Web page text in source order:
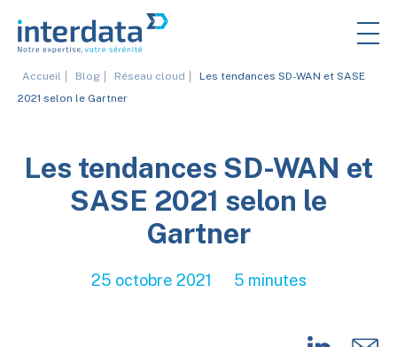
Accueil Blog Réseau cloud
Les tendances SD-WAN et SASE
2021 selon le Gartner
Les tendances SD-WAN et
SASE 2021 selon le
Gartner
25 octobre 2021 5 minutes